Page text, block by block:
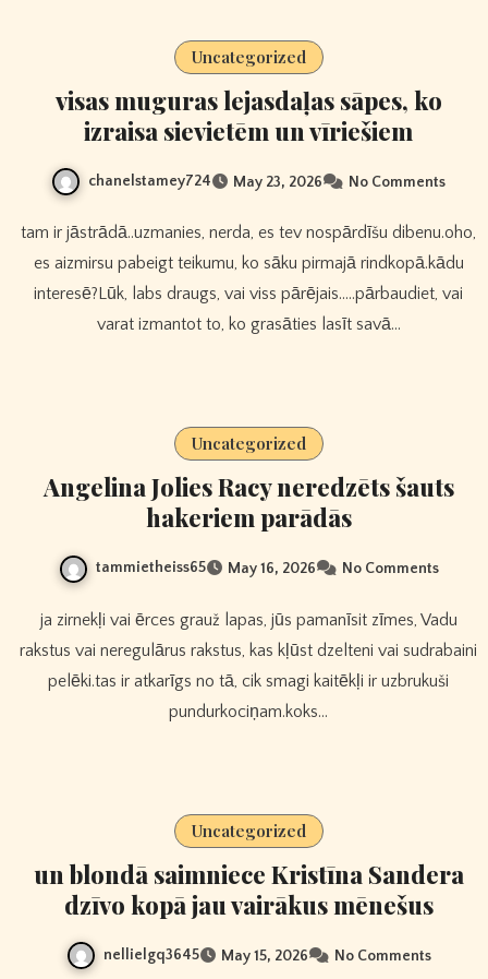
Uncategorized
visas muguras lejasdaļas sāpes, ko
izraisa sievietēm un vīriešiem
chanelstamey724 May 23, 2026 No Comments
tam ir jāstrādā..uzmanies, nerda, es tev nospārdīšu dibenu.oho,
es aizmirsu pabeigt teikumu, ko sāku pirmajā rindkopā.kādu
interesē?Lūk, labs draugs, vai viss pārējais…..pārbaudiet, vai
varat izmantot to, ko grasāties lasīt savā…
Uncategorized
Angelina Jolies Racy neredzēts šauts
hakeriem parādās
tammietheiss65 May 16, 2026 No Comments
ja zirnekļi vai ērces grauž lapas, jūs pamanīsit zīmes, Vadu
rakstus vai neregulārus rakstus, kas kļūst dzelteni vai sudrabaini
pelēki.tas ir atkarīgs no tā, cik smagi kaitēkļi ir uzbrukuši
pundurkociņam.koks…
Uncategorized
un blondā saimniece Kristīna Sandera
dzīvo kopā jau vairākus mēnešus
nellielgq3645 May 15, 2026 No Comments